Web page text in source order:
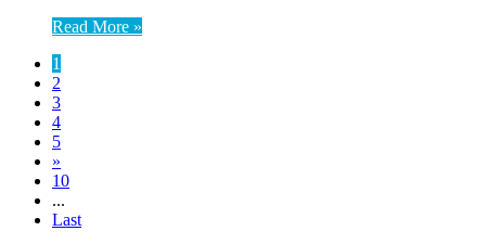
Read More »
1
2
3
4
5
»
10
...
Last